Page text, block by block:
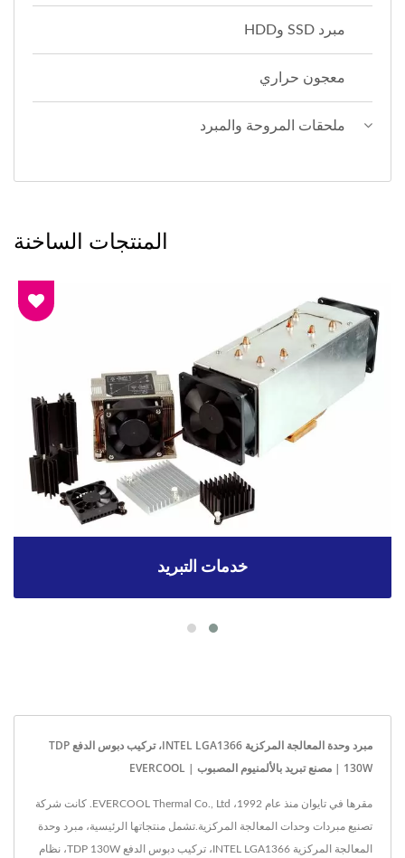
مبرد SSD وHDD
معجون حراري
ملحقات المروحة والمبرد
المنتجات الساخنة
خدمات التبريد
مبرد وحدة المعالجة المركزية INTEL LGA1366، تركيب دبوس الدفع TDP
130W | مصنع تبريد بالألمنيوم المصبوب | EVERCOOL
مقرها في تايوان منذ عام 1992، EVERCOOL Thermal Co., Ltd. كانت شركة
تصنيع مبردات وحدات المعالجة المركزية.تشمل منتجاتها الرئيسية، مبرد وحدة
المعالجة المركزية INTEL LGA1366، تركيب دبوس الدفع TDP 130W، نظام